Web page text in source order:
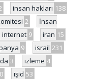
insan hakları 138
2
İnsan
internet 9 iran 15
9 israil 231
3 izleme 4
ışid 53